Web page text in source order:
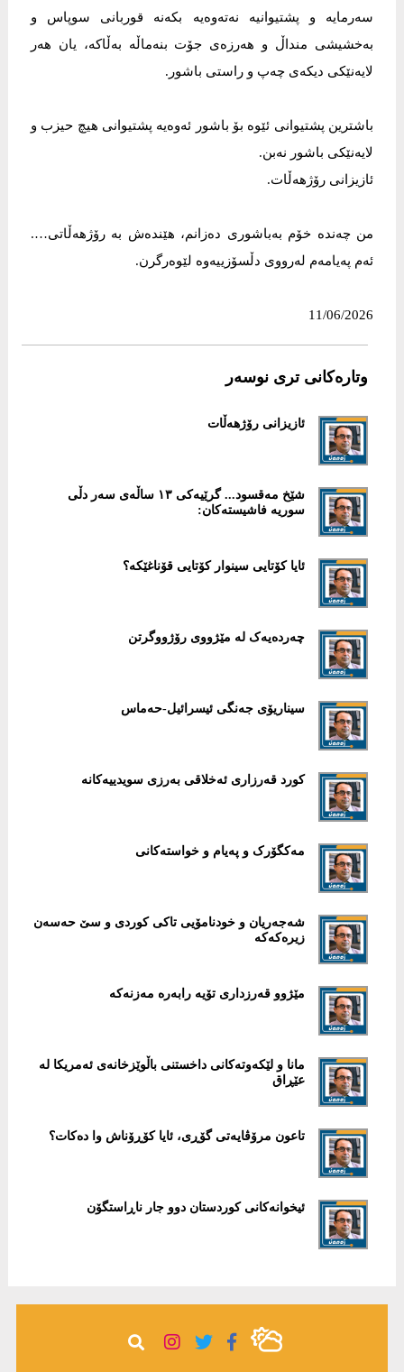
سەرمایە و پشتیوانیە نەتەوەیە بکەنە قوربانی سوپاس و
بەخشیشی منداڵ و هەرزەی جۆت بنەماڵە بەڵاکە، یان هەر
لایەنێکی دیکەی چەپ و راستی باشور.
باشترین پشتیوانی ئێوە بۆ باشور ئەوەیە پشتیوانی هیچ حیزب و
لایەنێکی باشور نەبن.
ئازیزانی رۆژهەڵات.
من چەندە خۆم بەباشوری دەزانم، هێندەش بە رۆژهەڵاتی….
ئەم پەیامەم لەرووی دڵسۆزییەوە لێوەرگرن.
11/06/2026
وتارەکانی تری نوسەر
ئازیزانی رۆژهەڵات
شێخ مەقسود... گرێیەکی ١٣ ساڵەی سەر دڵی
سوریە فاشیستەکان:
ئایا کۆتایی سینوار کۆتایی قۆناغێکە؟
چەردەیەک لە مێژووی رۆژووگرتن
سیناریۆی جەنگی ئیسرائیل-حەماس
كورد قەرزاری ئەخلاقی بەرزی سویدییەكانە
مەکگۆرک و پەیام و خواستەکانی
شەجەریان و خودنامۆیی تاکی کوردی و سێ حەسەن
زیرەکەکە
مێژوو قەرزداری تۆیە رابەرە مەزنەکە
مانا و لێکەوتەکانی داخستنی باڵوێزخانەی ئەمریکا لە
عێڕاق
تاعون مرۆڤایەتی گۆڕی، ئایا کۆڕۆناش وا دەکات؟
ئیخوانەکانی کوردستان دوو جار ناڕاستگۆن